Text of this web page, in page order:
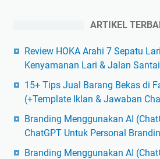
ARTIKEL
Review HOKA Arahi 7 Sepatu
Kenyamanan Lari & Jalan Santai
15+ Tips Jual Barang Bekas di
(+Template Iklan & Jawaban
Branding Menggunakan AI
ChatGPT Untuk Personal
Branding Menggunakan AI